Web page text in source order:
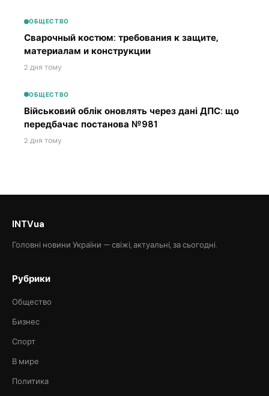
ОБЩЕСТВО
Сварочный костюм: требования к защите,
материалам и конструкции
2 дня тому
ОБЩЕСТВО
Військовий облік оновлять через дані ДПС: що
передбачає постанова №981
2 дня тому
INTVua
Головні новини України — свіжі, актуальні, за сьогодні.
Рубрики
Общество
Бизнес
Спорт
В мире
Политика